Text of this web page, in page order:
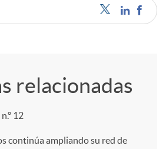
relacionadas
12
continúa ampliando su red de